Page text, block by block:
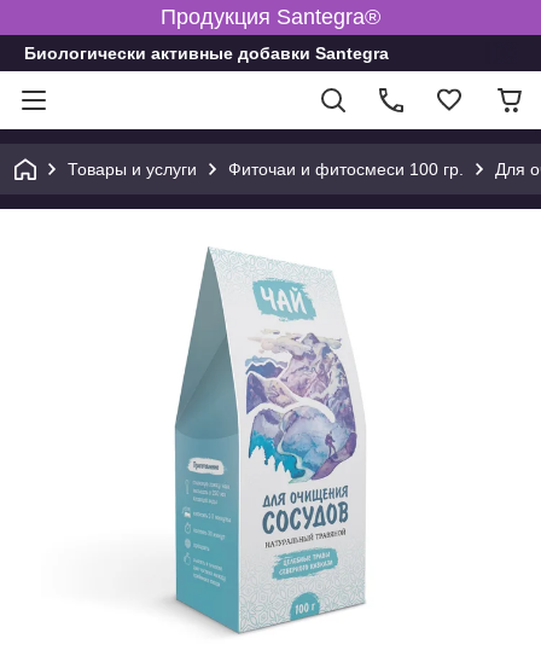
Продукция Santegra®
Биологически активные добавки Santegra
Товары и услуги Фиточаи и фитосмеси 100 гр. Для